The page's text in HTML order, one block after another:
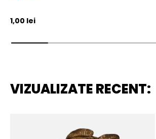
Pret initial
1,00 lei
VIZUALIZATE RECENT: